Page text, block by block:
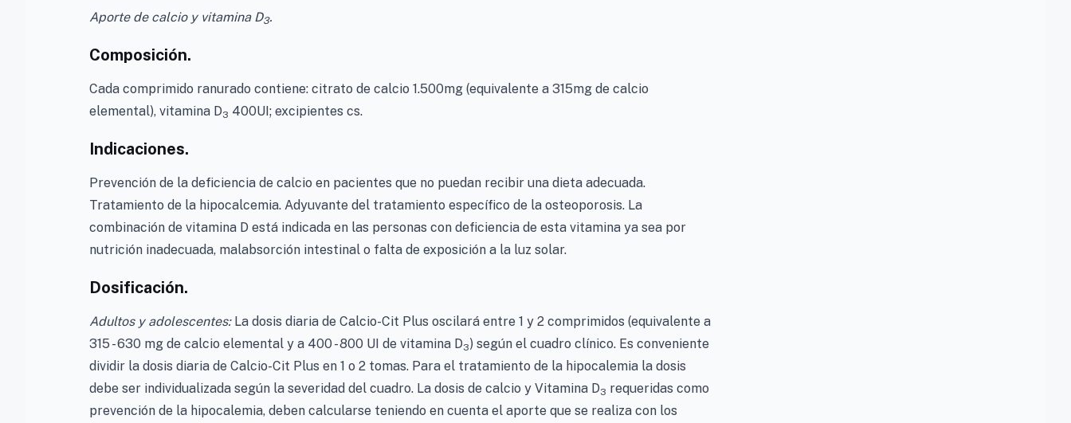
Aporte de calcio y vitamina D3.
Composición.
Cada comprimido ranurado contiene: citrato de calcio 1.500mg (equivalente a 315mg de calcio
elemental), vitamina D3 400UI; excipientes cs.
Indicaciones.
Prevención de la deficiencia de calcio en pacientes que no puedan recibir una dieta adecuada.
Tratamiento de la hipocalcemia. Adyuvante del tratamiento específico de la osteoporosis. La
combinación de vitamina D está indicada en las personas con deficiencia de esta vitamina ya sea por
nutrición inadecuada, malabsorción intestinal o falta de exposición a la luz solar.
Dosificación.
Adultos y adolescentes:La dosis diaria de Calcio-Cit Plus oscilará entre 1 y 2 comprimidos (equivalente a
315 - 630 mg de calcio elemental y a 400 - 800 UI de vitamina D3) según el cuadro clínico. Es conveniente
dividir la dosis diaria de Calcio-Cit Plus en 1 o 2 tomas. Para el tratamiento de la hipocalemia la dosis
debe ser individualizada según la severidad del cuadro. La dosis de calcio y Vitamina D3 requeridas como
prevención de la hipocalemia, deben calcularse teniendo en cuenta el aporte que se realiza con los